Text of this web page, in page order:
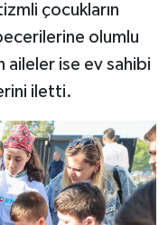
çocukların
olumlu
aileler ise ev sahibi
iletti.